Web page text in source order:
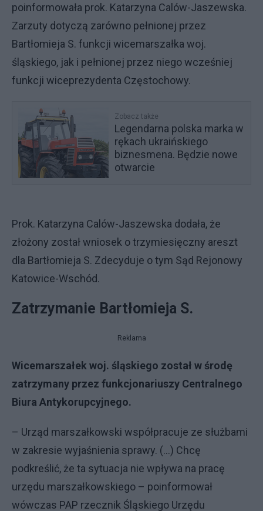
poinformowała prok. Katarzyna Calów-Jaszewska.
Zarzuty dotyczą zarówno pełnionej przez
Bartłomieja S. funkcji wicemarszałka woj.
śląskiego, jak i pełnionej przez niego wcześniej
funkcji wiceprezydenta Częstochowy.
Zobacz także
Legendarna polska marka w
rękach ukraińskiego
biznesmena. Będzie nowe
otwarcie
Prok. Katarzyna Calów-Jaszewska dodała, że
złożony został wniosek o trzymiesięczny areszt
dla Bartłomieja S. Zdecyduje o tym Sąd Rejonowy
Katowice-Wschód.
Zatrzymanie Bartłomieja S.
Reklama
Wicemarszałek woj. śląskiego został w środę
zatrzymany przez funkcjonariuszy Centralnego
Biura Antykorupcyjnego.
– Urząd marszałkowski współpracuje ze służbami
w zakresie wyjaśnienia sprawy. (…) Chcę
podkreślić, że ta sytuacja nie wpływa na pracę
urzędu marszałkowskiego – poinformował
wówczas PAP rzecznik Śląskiego Urzędu